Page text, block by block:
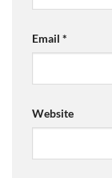
Email *
Website